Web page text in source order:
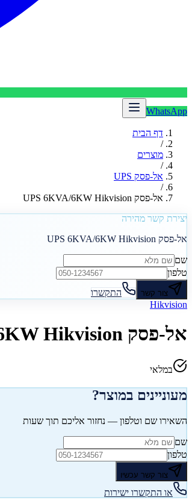
WhatsApp
דף הבית
/
מוצרים
/
אל-פסק UPS
/
אל-פסק UPS 6KVA/6KW Hikvision
יצירת קשר מהירה
אל-פסק UPS 6KVA/6KW Hikvision
שם
טלפון
צור קשר
התקשרו
Hikvision
אל-פסק UPS 6KVA/6KW Hikvision
במלאי
מעוניינים במוצר?
השאירו שם וטלפון — נחזור אליכם תוך שעות
שם
טלפון
צור קשר עכשיו
או התקשרו ישירות